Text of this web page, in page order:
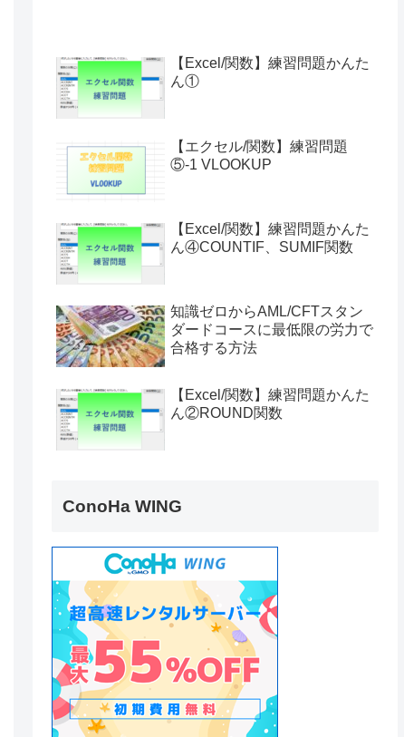
【Excel/関数】練習問題かんた
ん①
【エクセル/関数】練習問題
⑤-1 VLOOKUP
【Excel/関数】練習問題かんた
ん④COUNTIF、SUMIF関数
知識ゼロからAML/CFTスタン
ダードコースに最低限の労力で
合格する方法
【Excel/関数】練習問題かんた
ん②ROUND関数
ConoHa WING